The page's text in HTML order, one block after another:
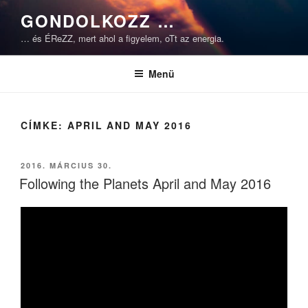
Tartalomhoz
GONDOLKOZZ …
… és ÉReZZ, mert ahol a figyelem, oTt az energia.
Menü
CÍMKE: APRIL AND MAY 2016
BEKÜLDVE:
2016. MÁRCIUS 30.
Following the Planets April and May 2016